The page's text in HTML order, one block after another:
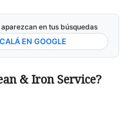
en tus búsquedas
EN GOOGLE
& Iron Service?